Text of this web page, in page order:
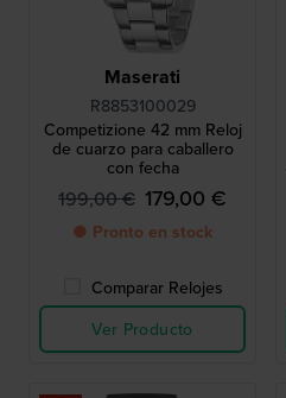
Maserati
R8853100029
Competizione 42 mm Reloj
de cuarzo para caballero
con fecha
199,00 € 179,00 €
● Pronto en stock
Comparar Relojes
Ver Producto